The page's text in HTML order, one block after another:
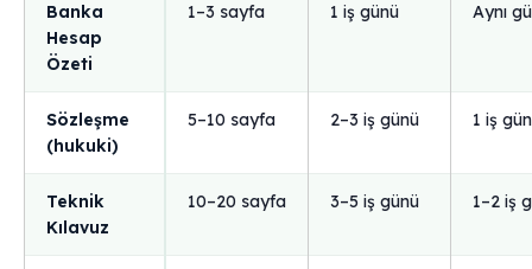
Banka
Hesap
Özeti
1–3 sayfa 1 iş günü Aynı
Sözleşme
(hukuki)
5–10 sayfa 2–3 iş günü 1 iş
Teknik
Kılavuz
10–20 sayfa 3–5 iş günü 1–2 iş